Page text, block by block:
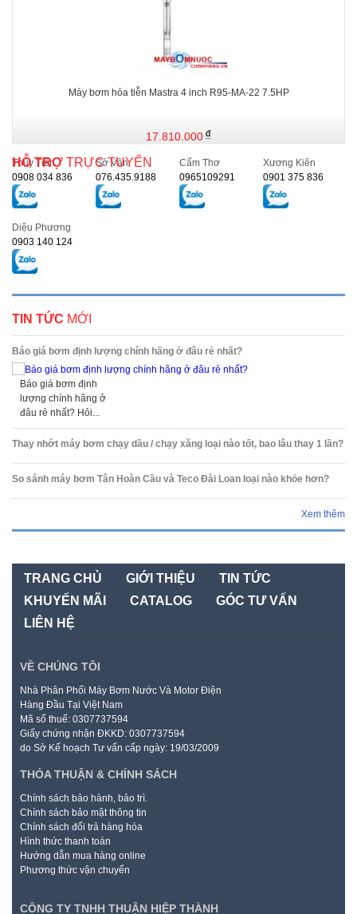
Máy bơm hỏa tiễn Mastra 4 inch R95-MA-22 7.5HP
17.810.000
HỖ TRỢ TRỰC TUYẾN
Thủy Tiên
0908 034 836
Sở Vân
076.435.9188
Cẩm Thơ
0965109291
Xương Kiên
0901 375 836
Diệu Phương
0903 140 124
TIN TỨC MỚI
Báo giá bơm định lượng chính hãng ở đâu rẻ nhất?
Báo giá bơm định
lượng chính hãng ở
đâu rẻ nhất? Hỏi...
Thay nhớt máy bơm chạy dầu / chạy xăng loại nào tốt, bao lâu thay 1 lần?
So sánh máy bơm Tân Hoàn Cầu và Teco Đài Loan loại nào khỏe hơn?
Xem thêm
TRANG CHỦ GIỚI THIỆU
TIN TỨC
KHUYẾN MÃI
CATALOG
GÓC TƯ VẤN
LIÊN HỆ
VỀ CHÚNG TÔI
Nhà Phân Phối Máy Bơm Nước Và Motor Điện
Hàng Đầu Tại Việt Nam
Mã số thuế: 0307737594
Giấy chứng nhận ĐKKD: 0307737594
do Sở Kế hoạch Tư vấn cấp ngày: 19/03/2009
THỎA THUẬN & CHÍNH SÁCH
Chính sách bảo hành, bảo trì.
Chính sách bảo mật thông tin
Chính sách đổi trả hàng hóa
Hình thức thanh toán
Hướng dẫn mua hàng online
Phương thức vận chuyển
CÔNG TY TNHH THUẬN HIỆP THÀNH